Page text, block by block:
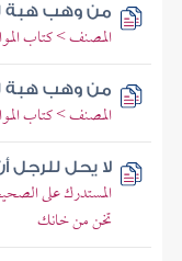
من وهب هبة
المصنف > كتاب
من وهب هبة
المصنف > كتاب
لا يحل
المستدرك على
تخن من خانك